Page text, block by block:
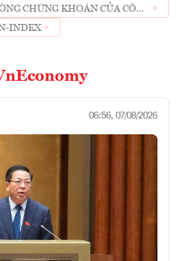
CHỨNG KHOÁN CỦA CÔNG
INDEX
06:56, 07/08/2026